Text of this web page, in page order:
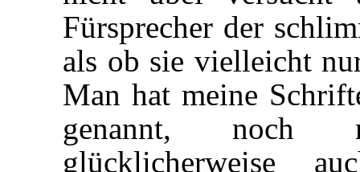
Fürsprecher der
als ob sie vielleicht
Man hat meine
genannt, noch
glücklicherweise